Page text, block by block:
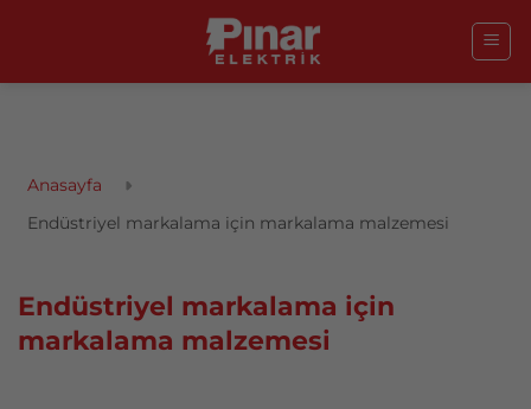
Anasayfa
Endüstriyel markalama için markalama malzemesi
Endüstriyel markalama için
markalama malzemesi